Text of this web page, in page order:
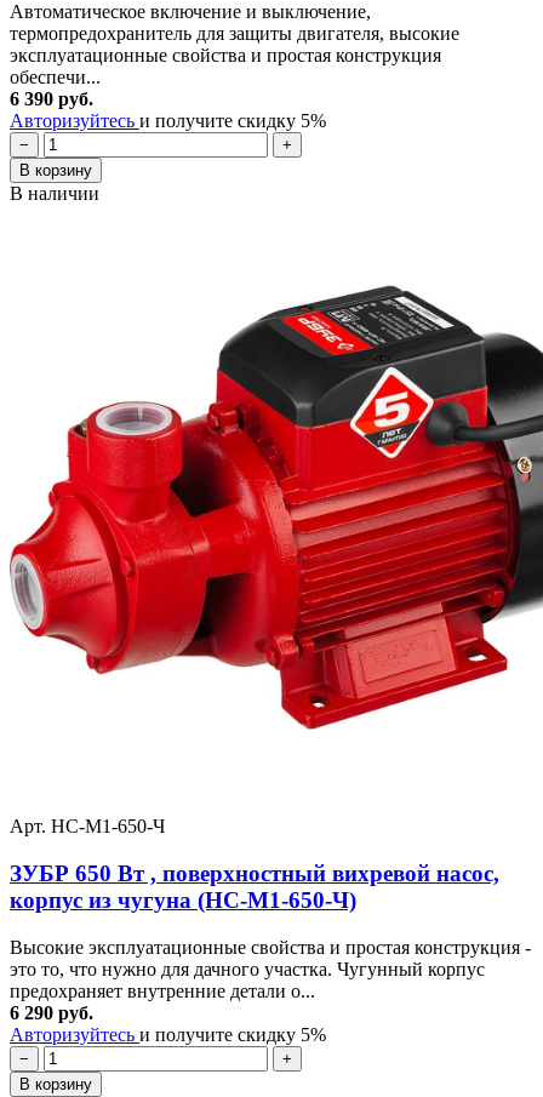
Автоматическое включение и выключение,
термопредохранитель для защиты двигателя, высокие
эксплуатационные свойства и простая конструкция
обеспечи...
6 390 руб.
Авторизуйтесь и получите скидку 5%
−
+
В корзину
В наличии
Арт. НС-М1-650-Ч
ЗУБР 650 Вт , поверхностный вихревой насос,
корпус из чугуна (НС-М1-650-Ч)
Высокие эксплуатационные свойства и простая конструкция -
это то, что нужно для дачного участка. Чугунный корпус
предохраняет внутренние детали о...
6 290 руб.
Авторизуйтесь и получите скидку 5%
−
+
В корзину